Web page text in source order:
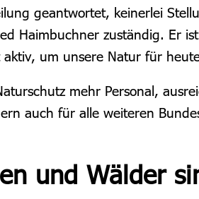
geantwortet, keinerlei
Haimbuchner zuständig. Er
um unsere Natur für
mehr Personal,
auch für alle weiteren
und Wälder